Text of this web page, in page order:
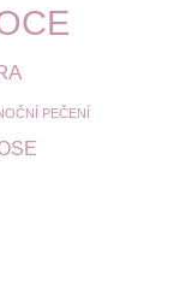
PEČENÍ